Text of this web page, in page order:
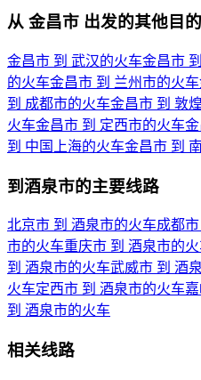
从 金昌市 出发的其他目
金昌市 到 武汉的火车金昌市
的火车金昌市 到 兰州市的火车
到 成都市的火车金昌市 到 敦
火车金昌市 到 定西市的火车
到 中国上海的火车金昌市 到
到酒泉市的主要线路
北京市 到 酒泉市的火车成都
市的火车重庆市 到 酒泉市的
到 酒泉市的火车武威市 到 酒
火车定西市 到 酒泉市的火车
到 酒泉市的火车
相关线路